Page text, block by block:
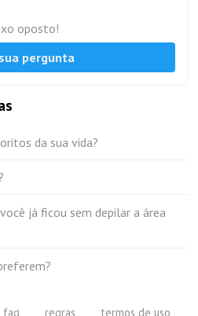
oposto!
pergunta
da sua vida?
já ficou sem depilar a área
faq regras termos de uso